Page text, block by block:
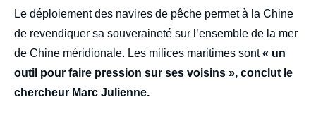
Le déploiement des navires de pêche permet à la Chine
de revendiquer sa souveraineté sur l’ensemble de la mer
de Chine méridionale. Les milices maritimes sont« un
outil pour faire pression sur ses voisins », conclut le
chercheur Marc Julienne.